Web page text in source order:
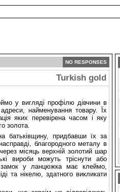
NO RESPONSES
Turkish gold
у вигляді профілю дівчини в
найменування товару. Їх
яких перевірена часом і яку
золота.
батьківщину, придбавши їх за
благородного металу в
місяць верхній золотий шар
вироби можуть тріснути або
у ланцюжка має клеймо,
та нікелю, здатного викликати